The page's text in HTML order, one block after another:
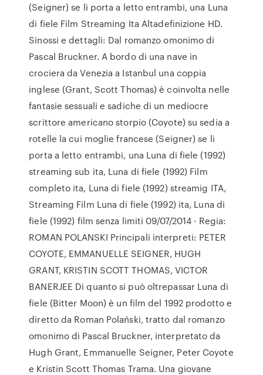
(Seigner) se li porta a letto entrambi, una Luna
di fiele Film Streaming Ita Altadefinizione HD.
Sinossi e dettagli: Dal romanzo omonimo di
Pascal Bruckner. A bordo di una nave in
crociera da Venezia a Istanbul una coppia
inglese (Grant, Scott Thomas) è coinvolta nelle
fantasie sessuali e sadiche di un mediocre
scrittore americano storpio (Coyote) su sedia a
rotelle la cui moglie francese (Seigner) se li
porta a letto entrambi, una Luna di fiele (1992)
streaming sub ita, Luna di fiele (1992) Film
completo ita, Luna di fiele (1992) streamig ITA,
Streaming Film Luna di fiele (1992) ita, Luna di
fiele (1992) film senza limiti 09/07/2014 · Regia:
ROMAN POLANSKI Principali interpreti: PETER
COYOTE, EMMANUELLE SEIGNER, HUGH
GRANT, KRISTIN SCOTT THOMAS, VICTOR
BANERJEE Di quanto si può oltrepassar Luna di
fiele (Bitter Moon) è un film del 1992 prodotto e
diretto da Roman Polański, tratto dal romanzo
omonimo di Pascal Bruckner, interpretato da
Hugh Grant, Emmanuelle Seigner, Peter Coyote
e Kristin Scott Thomas Trama. Una giovane